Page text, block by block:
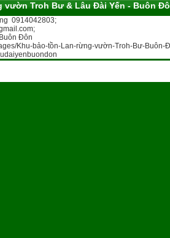
vườn Troh Bư & Lâu Đài Yến - Buôn
0914042803;
Đôn
Khu-bảo-tồn-Lan-rừng-vườn-Troh-Bư-Buôn-